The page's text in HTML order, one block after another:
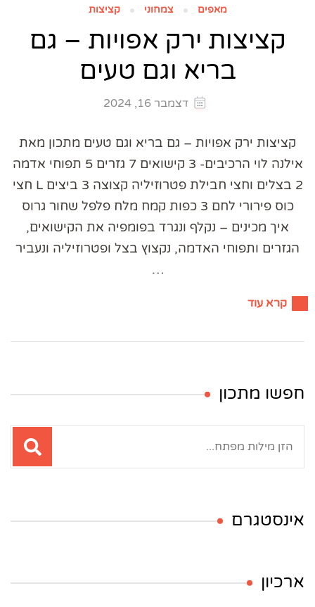
מאפים צמחוני קציצות
קציצות ירק אפויות – גם
בריא וגם טעים
דצמבר 16, 2024
קציצות ירק אפויות – גם בריא וגם טעים מתכון מאת
אילנה לוי הרכיבים- 3 קישואים 7 גזרים 5 תפוחי אדמה
2 בצלים וחצי חבילת פטרוזיליה קצוצה 3 ביצים L חצי
כוס פירורי לחם 3 כפות קמח מלח פלפל שחור גרוס
איך מכינים – נקלף ונגרד בפומפיה את הקישואים,
הגזרים ותפוחי האדמה, נקצוץ בצל ופטרוזיליה ונעביר
…
קרא עוד
חפשו מתכון
אינסטגרם
ארכיון